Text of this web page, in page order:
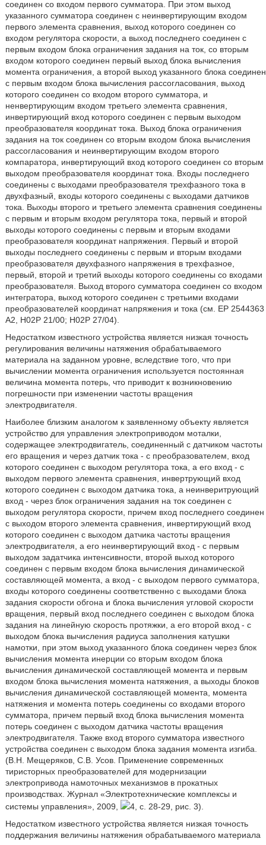
соединен со входом первого сумматора. При этом выход
указанного сумматора соединен с неинвертирующим входом
первого элемента сравнения, выход которого соединен со
входом регулятора скорости, а выход последнего соединен с
первым входом блока ограничения задания на ток, со вторым
входом которого соединен первый выход блока вычисления
момента ограничения, а второй выход указанного блока соединен
с первым входом блока вычисления рассогласования, выход
которого соединен со входом второго сумматора, и
ненвертирующим входом третьего элемента сравнения,
инвертирующий вход которого соединен с первым выходом
преобразователя координат тока. Выход блока ограничения
задания на ток соединен со вторым входом блока вычисления
рассогласования и неинвертирующим входом второго
компаратора, инвертирующий вход которого соединен со вторым
выходом преобразователя координат тока. Входы последнего
соединены с выходами преобразователя трехфазного тока в
двухфазный, входы которого соединены с выходами датчиков
тока. Выходы второго и третьего элемента сравнения соединены
с первым и вторым входом регулятора тока, первый и второй
выходы которого соединены с первым и вторым входами
преобразователя координат напряжения. Первый и второй
выходы последнего соединены с первым и вторым входами
преобразователя двухфазного напряжения в трехфазное,
первый, второй и третий выходы которого соединены со входами
преобразователя. Выход второго сумматора соединен со входом
интегратора, выход которого соединен с третьими входами
преобразователей координат напряжения и тока (см. ЕР 2544363
А2, H02P 21/00; H02P 27/04).
Недостатком известного устройства является низкая точность
регулирования величины натяжения обрабатываемого
материала на заданном уровне, вследствие того, что при
вычислении момента ограничения используется постоянная
величина момента потерь, что приводит к возникновению
погрешности при изменении частоты вращения
электродвигателя.
Наиболее близким аналогом к заявленному объекту является
устройство для управления электроприводом моталки,
содержащее электродвигатель, соединенный с датчиком частоты
его вращения и через датчик тока - с преобразователем, вход
которого соединен с выходом регулятора тока, а его вход - с
выходом первого элемента сравнения, инвертрующий вход
которого соединен с выходом датчика тока, а неинверитрующий
вход - через блок ограничения задания на ток соединен с
выходом регулятора скорости, причем вход последнего соединен
с выходом второго элемента сравнения, инвертирующий вход
которого соединен с выходом датчика частоты вращения
электродвигателя, а его неинвертирующий вход - с первым
выходом задатчика интенсивности, второй выход которого
соединен с первым входом блока вычисления динамической
составляющей момента, а вход - с выходом первого сумматора,
входы которого соединены соответственно с выходами блока
задания скорости обгона и блока вычисления угловой скорости
вращения, первый вход последнего соединен с выходом блока
задания на линейную скорость протяжки, а его второй вход - с
выходом блока вычисления радиуса заполнения катушки
намотки, при этом выход указанного блока соединен через блок
вычисления момента инерции со вторым входом блока
вычисления динамической составляющей момента и первым
входом блока вычисления момента натяжения, а выходы блоков
вычисления динамической составляющей момента, момента
натяжения и момента потерь соединены со входами второго
сумматора, причем первый вход блока вычисления момента
потерь соединен с выходом датчика частоты вращения
электродвигателя. Также вход второго сумматора известного
устройства соединен с выходом блока задания момента изгиба.
(В.Н. Мещеряков, C.B. Усов. Применение современных
тиристорных преобразователей для модернизации
электропривода намоточных механизмов в прокатных
производствах. Журнал «Электротехнические комплексы и
системы управления», 2009,
4, с. 28-29, рис. 3).
Недостатком известного устройства является низкая точность
поддержания величины натяжения обрабатываемого материала